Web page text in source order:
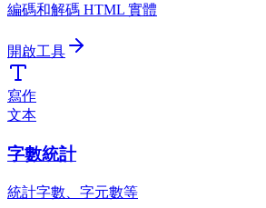
編碼和解碼 HTML 實體
開啟工具
寫作
文本
字數統計
統計字數、字元數等